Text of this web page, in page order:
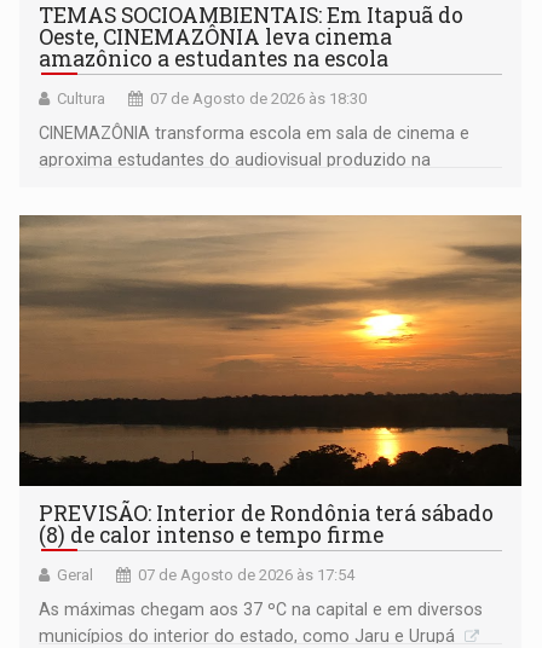
TEMAS SOCIOAMBIENTAIS: Em Itapuã do
Oeste, CINEMAZÔNIA leva cinema
amazônico a estudantes na escola
Cultura 07 de Agosto de 2026 às 18:30
CINEMAZÔNIA transforma escola em sala de cinema e
aproxima estudantes do audiovisual produzido na
PREVISÃO: Interior de Rondônia terá sábado
(8) de calor intenso e tempo firme
Geral 07 de Agosto de 2026 às 17:54
As máximas chegam aos 37 ºC na capital e em diversos
municípios do interior do estado, como Jaru e Urupá